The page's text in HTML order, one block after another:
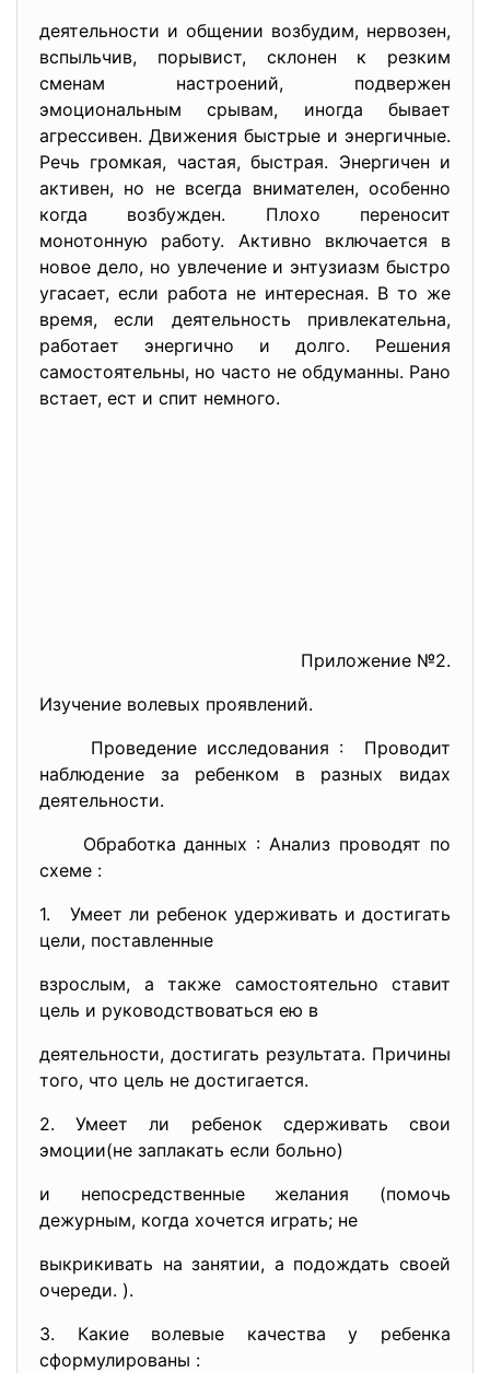
деятельности и общении возбудим, нервозен,
вспыльчив, порывист, склонен к резким
сменам настроений, подвержен
эмоциональным срывам, иногда бывает
агрессивен. Движения быстрые и энергичные.
Речь громкая, частая, быстрая. Энергичен и
активен, но не всегда внимателен, особенно
когда возбужден. Плохо переносит
монотонную работу. Активно включается в
новое дело, но увлечение и энтузиазм быстро
угасает, если работа не интересная. В то же
время, если деятельность привлекательна,
работает энергично и долго. Решения
самостоятельны, но часто не обдуманны. Рано
встает, ест и спит немного.
Приложение №2.
Изучение волевых проявлений.
Проведение исследования : Проводит
наблюдение за ребенком в разных видах
деятельности.
Обработка данных : Анализ проводят по
схеме :
1. Умеет ли ребенок удерживать и достигать
цели, поставленные
взрослым, а также самостоятельно ставит
цель и руководствоваться ею в
деятельности, достигать результата. Причины
того, что цель не достигается.
2. Умеет ли ребенок сдерживать свои
эмоции(не заплакать если больно)
и непосредственные желания (помочь
дежурным, когда хочется играть; не
выкрикивать на занятии, а подождать своей
очереди. ).
3. Какие волевые качества у ребенка
сформулированы :